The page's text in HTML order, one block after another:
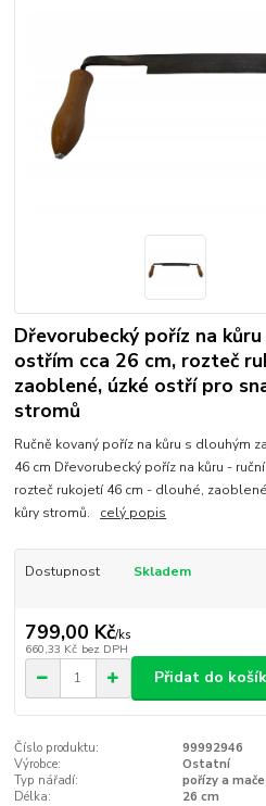
Dřevorubecký poříz na
ostřím cca 26 cm, rozteč
zaoblené, úzké ostří pro
stromů
Ručně kovaný poříz na kůru s dlouhým
46 cm Dřevorubecký poříz na kůru -
rozteč rukojetí 46 cm - dlouhé,
kůry stromů. celý popis
Dostupnost Skladem
799,00 Kč/ks
660,33 Kč bez DPH
Přidat do
Číslo produktu:
99992946
Výrobce:
Ostatní
Typ nářadí:
pořízy a
Délka:
26 cm